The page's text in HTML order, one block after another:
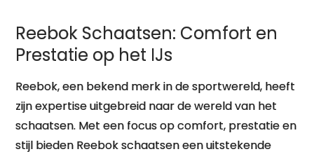
Reebok Schaatsen: Comfort en
Prestatie op het IJs
Reebok, een bekend merk in de sportwereld, heeft
zijn expertise uitgebreid naar de wereld van het
schaatsen. Met een focus op comfort, prestatie en
stijl bieden Reebok schaatsen een uitstekende